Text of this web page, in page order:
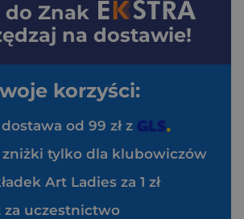
do Znak
na dostawie!
korzyści:
od 99 zł z
zniżki tylko dla klubowiczów
Art Ladies za 1 zł
za uczestnictwo